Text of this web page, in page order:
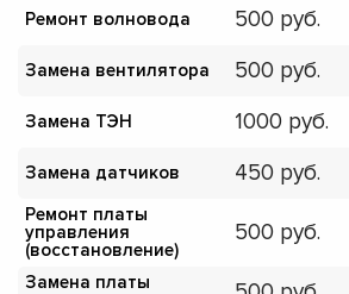
Ремонт волновода 500
Замена вентилятора 500
Замена ТЭН 1000
Замена датчиков 450
Ремонт платы
управления
(восстановление)
500
Замена платы